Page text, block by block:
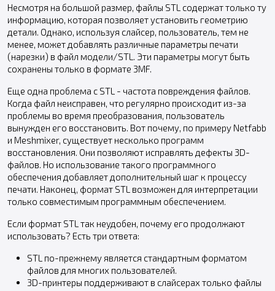
Несмотря на большой размер, файлы STL содержат только ту
информацию, которая позволяет установить геометрию
детали. Однако, используя слайсер, пользователь, тем не
менее, может добавлять различные параметры печати
(нарезки) в файл модели/STL. Эти параметры могут быть
сохранены только в формате 3MF.
Еще одна проблема с STL - частота повреждения файлов.
Когда файл неисправен, что регулярно происходит из-за
проблемы во время преобразования, пользователь
вынужден его восстановить. Вот почему, по примеру Netfabb
и Meshmixer, существует несколько программ
восстановления. Они позволяют исправлять дефекты 3D-
файлов. Но использование такого программного
обеспечения добавляет дополнительный шаг к процессу
печати. Наконец, формат STL возможен для интерпретации
только совместимым программным обеспечением.
Если формат STL так неудобен, почему его продолжают
использовать? Есть три ответа:
STL по-прежнему является стандартным форматом
файлов для многих пользователей.
3D-принтеры поддерживают в слайсерах только файлы